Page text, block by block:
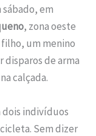
em
, zona oeste
filho, um menino
disparos de arma
calçada.
dois indivíduos
Sem dizer